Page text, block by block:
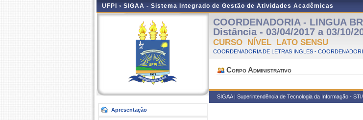
UFPI › SIGAA - Sistema Integrado de Gestão de Atividades Acadêmicas
Apresentação
COORDENADORIA - LINGUA
Distância - 03/04/2017 a 03/10/
CURSO NÍVEL LATO SENSU
COORDENADORIA DE LETRAS INGLES -
Corpo Administrativo
SIGAA | Superintendência de Tecnologia da Informação -